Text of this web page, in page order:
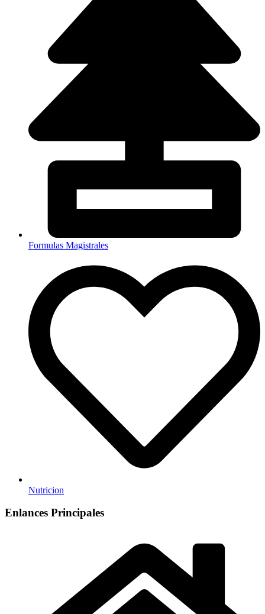
Formulas Magistrales
Nutricion
Enlances Principales